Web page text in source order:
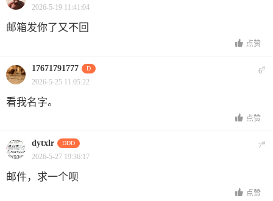
2026-5-19 11:41:04
邮箱发你了又不回
点赞
17671791777 D 6#
2026-5-25 11:05:22
看我名字。
点赞
dytxlr DDD 7#
2026-5-27 19:36:17
邮件，求一个呗
点赞